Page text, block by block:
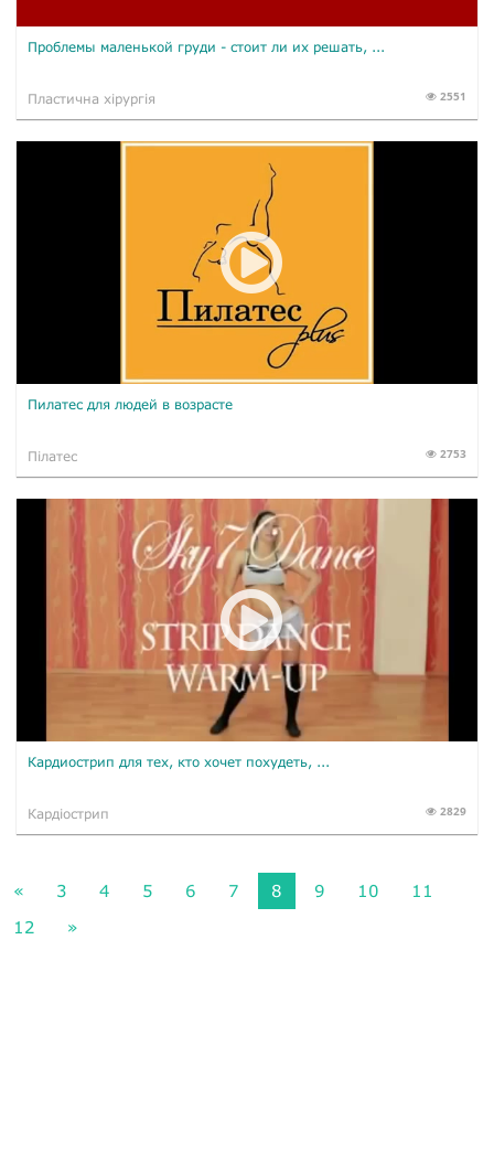
Проблемы маленькой груди - стоит ли их решать, ...
Пластична хірургія 2551
Пилатес для людей в возрасте
Пілатес 2753
Кардиострип для тех, кто хочет похудеть, ...
Кардіострип 2829
« 3 4 5 6 7 8 9 10
11
12
»